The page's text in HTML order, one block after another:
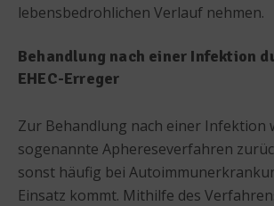
lebensbedrohlichen Verlauf nehmen.
Behandlung nach einer Infektion
EHEC-Erreger
Zur Behandlung nach einer Infektion
sogenannte Aphereseverfahren
sonst häufig bei
Einsatz kommt. Mithilfe des